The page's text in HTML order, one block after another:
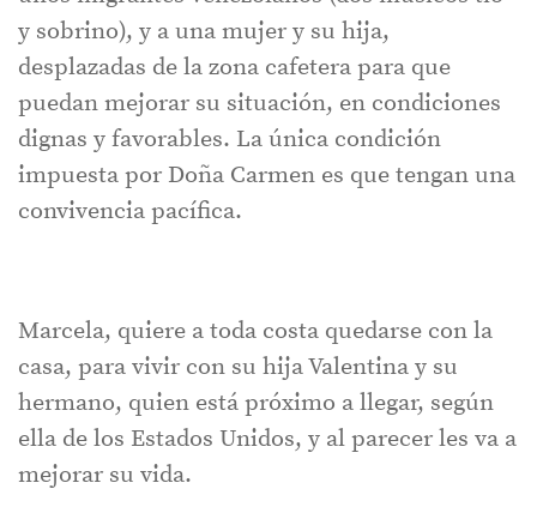
y sobrino), y a una mujer y su hija,
desplazadas de la zona cafetera para que
puedan mejorar su situación, en condiciones
dignas y favorables. La única condición
impuesta por Doña Carmen es que tengan una
convivencia pacífica.
Marcela, quiere a toda costa quedarse con la
casa, para vivir con su hija Valentina y su
hermano, quien está próximo a llegar, según
ella de los Estados Unidos, y al parecer les va a
mejorar su vida.